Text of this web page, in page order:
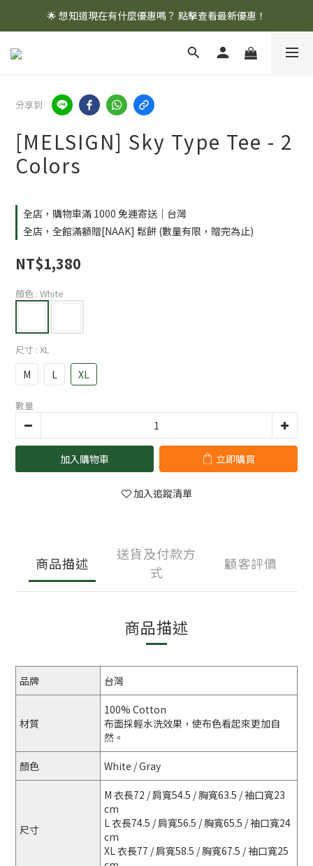
🌟 想知道現在有什麼優惠嗎？ 點擊查看最新優惠！
🌟 想知道現在有什麼優惠嗎？ 點擊查看最新優惠！
全館消費滿 $1,000 即享免運優惠
分享到
[MELSIGN] Sky Type Tee - 2
Colors
全店，購物車滿 1000 免運寄送｜台灣
全店，全館滿額贈[NAAK] 鬆餅 (數量有限，贈完為止)
NT$1,380
顏色 : White
尺寸 : XL
M L XL
數量
加入購物車 立即購買
加入追蹤清單
商品描述
送貨及付款方
式
顧客評價
商品描述
品牌 台灣
材質
100% Cotton
布面採輕水洗效果，使布色看起來更加自
然。
顏色 White / Gray
尺寸
M 衣長72 / 肩寬54.5 / 胸寬63.5 / 袖口寬23
cm
L 衣長74.5 / 肩寬56.5 / 胸寬65.5 / 袖口寬24
cm
XL 衣長77 / 肩寬58.5 / 胸寬67.5 / 袖口寬25